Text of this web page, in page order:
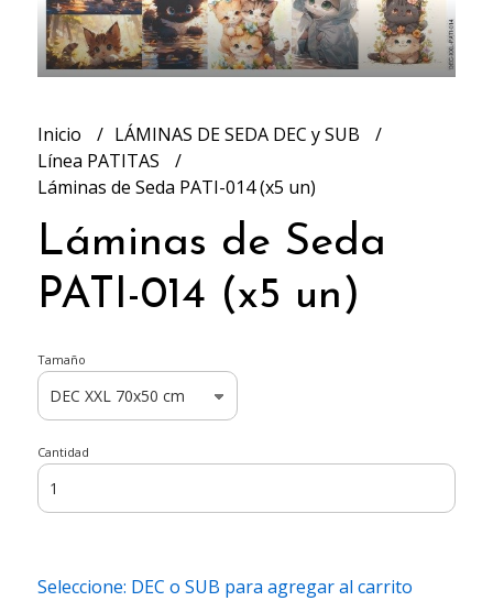
Inicio
LÁMINAS DE SEDA DEC y SUB
Línea PATITAS
Láminas de Seda PATI-014 (x5 un)
Láminas de Seda
PATI-014 (x5 un)
Tamaño
Cantidad
Seleccione: DEC o SUB para agregar al carrito